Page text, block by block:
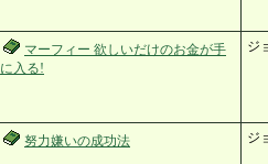
マーフィー 欲しいだけのお金が手
に入る!
ジ
努力嫌いの成功法 ジ